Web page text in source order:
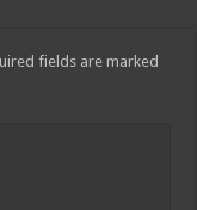
fields are marked